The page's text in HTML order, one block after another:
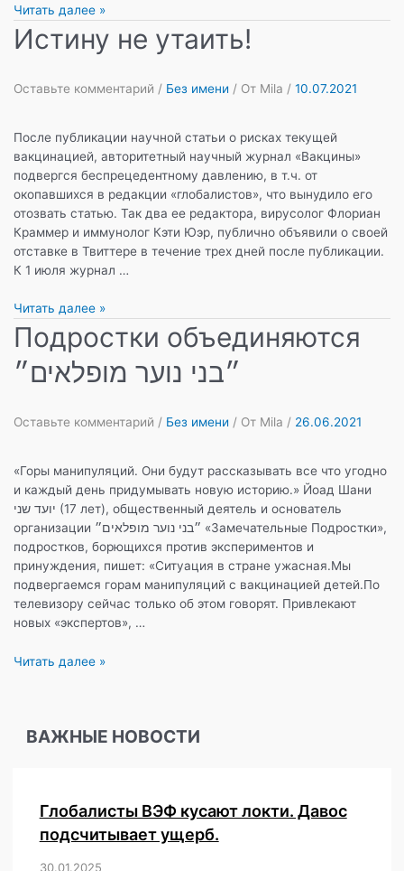
Компания
вокруг
образования
наступающем
забастовка
родителей,
частные
школы
и
домашнее
обучение!
Читать далее »
Истину не утаить!
Оставьте комментарий / Без имени / От Mila / 10.07.2021
После публикации научной статьи о рисках текущей
вакцинацией, авторитетный научный журнал «Вакцины»
подвергся беспрецедентному давлению, в т.ч. от
окопавшихся в редакции «глобалистов», что вынудило его
отозвать статью. Так два ее редактора, вирусолог Флориан
Краммер и иммунолог Кэти Юэр, публично объявили о своей
отставке в Твиттере в течение трех дней после публикации.
К 1 июля журнал …
Истину
не
утаить!
Читать далее »
Подростки объединяются
״בני נוער מופלאים״
Оставьте комментарий / Без имени / От Mila / 26.06.2021
«Горы манипуляций. Они будут рассказывать все что угодно
и каждый день придумывать новую историю.» Йоад Шани
יועד שני (17 лет), общественный деятель и основатель
организации ״בני נוער מופלאים״ «Замечательные Подростки»,
подростков, борющихся против экспериментов и
принуждения, пишет: «Ситуация в стране ужасная.Мы
подвергаемся горам манипуляций с вакцинацией детей.По
телевизору сейчас только об этом говорят. Привлекают
новых «экспертов», …
Подростки
מופלאים״
Читать далее »
ВАЖНЫЕ НОВОСТИ
Глобалисты ВЭФ кусают локти. Давос
подсчитывает ущерб.
30.01.2025